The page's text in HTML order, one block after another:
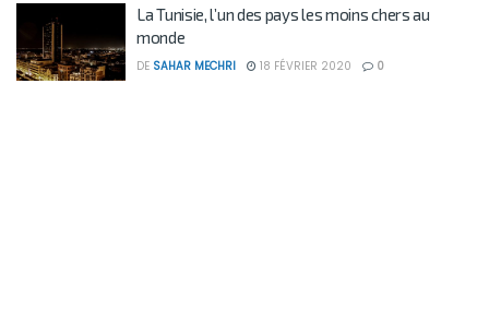
La Tunisie, l’un des pays les moins chers au
monde
DE SAHAR MECHRI 18 FÉVRIER 2020 0